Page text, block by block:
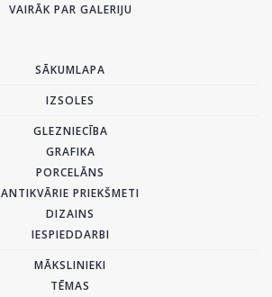
VAIRĀK PAR GALERIJU
SĀKUMLAPA
IZSOLES
GLEZNIECĪBA
GRAFIKA
PORCELĀNS
ANTIKVĀRIE PRIEKŠMETI
DIZAINS
IESPIEDDARBI
MĀKSLINIEKI
TĒMAS